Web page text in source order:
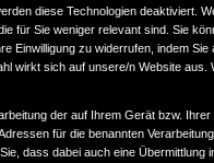
diese Technologien deaktiviert.
für Sie weniger relevant sind. Sie
Einwilligung zu widerrufen, indem Sie
wirkt sich auf unsere/n Website aus.
der auf Ihrem Gerät bzw.
für die benannten
dass dabei auch eine Übermittlung